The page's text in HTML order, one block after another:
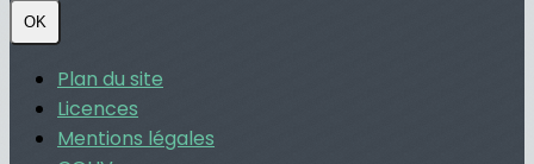
OK
Plan du site
Licences
Mentions légales